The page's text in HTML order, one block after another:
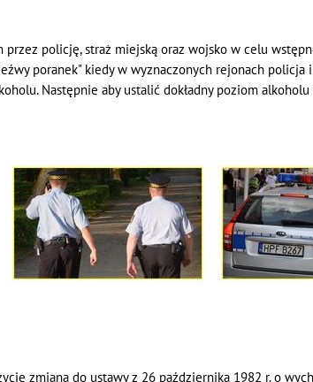
przez policję, straż miejską oraz wojsko w celu
poranek" kiedy w wyznaczonych rejonach
Następnie aby ustalić dokładny poziom
zmiana do ustawy z 26 października 1982 r. o